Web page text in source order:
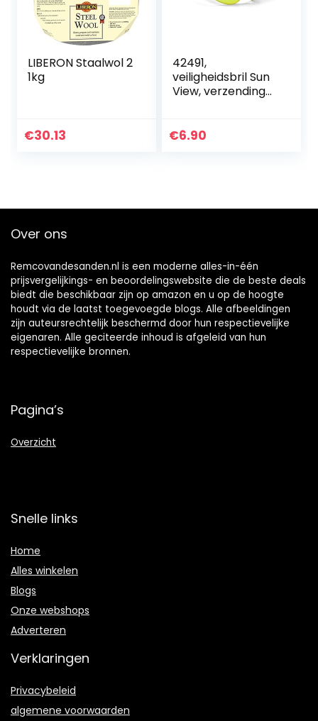
LIBERON Staalwol 2
1kg
€30.13
42491,
veiligheidsbril Sun
View, verzending
snelste weg
€6.90
Over ons
Remcovandesanden.nl is een moderne alles-in-één
prijsvergelijkings- en beoordelingswebsite die de beste deals
biedt die beschikbaar zijn op amazon en u op de hoogte
houdt via de laatst toegevoegde blogs. Alle afbeeldingen
zijn auteursrechtelijk beschermd door hun respectievelijke
eigenaren. Alle geciteerde inhoud is afgeleid van hun
respectievelijke bronnen.
Pagina’s
Overzicht
Snelle links
Home
Alles winkelen
Blogs
Onze webshops
Adverteren
Verklaringen
Privacybeleid
algemene voorwaarden